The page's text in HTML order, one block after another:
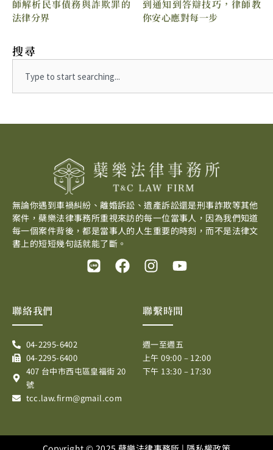
師解析民事債務與詐欺罪的
法律分界
到通知到答辯技巧，律師教
你安心應對每一步
搜尋
無論你遇到車禍糾紛、離婚訴訟、遺產訴訟還是刑事詐欺等其他
案件，蘗樂法律事務所重視來訪的每一位當事人，因為我們知道
每一個案件背後，都是當事人的人生重要的時刻，而不是法律文
書上的短短幾句話就能了斷。
L F
a
k
I
t
a
r
a
Y
t
b
e
聯繫時間
週一至週五
上午 09:00 – 12:00
下午 13:30 – 17:30
聯絡我們
04-2295-6402
04-2295-6400
407 台中市西屯區皇福街 20
號
tcc.law.firm@gmail.com